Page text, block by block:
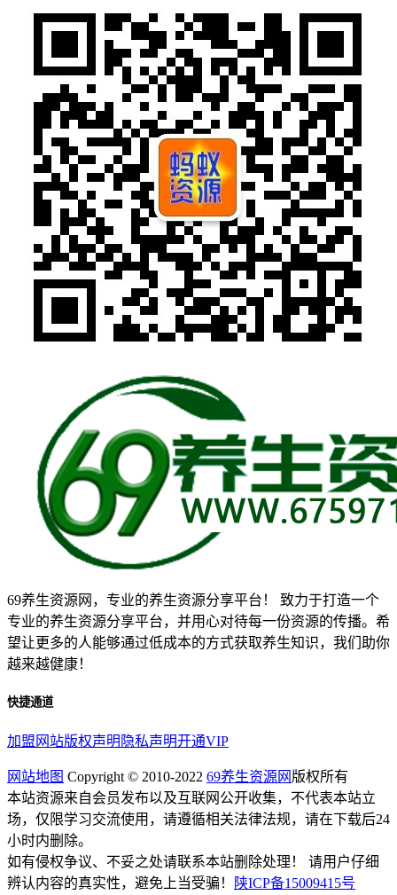
69养生资源网，专业的养生资源分享平台！ 致力于打造一个
专业的养生资源分享平台，并用心对待每一份资源的传播。希
望让更多的人能够通过低成本的方式获取养生知识，我们助你
越来越健康！
快捷通道
加盟网站版权声明 隐私声明开通VIP
网站地图 Copyright © 2010-2022 69养生资源网 版权所有
本站资源来自会员发布以及互联网公开收集，不代表本站立
场，仅限学习交流使用，请遵循相关法律法规，请在下载后24
小时内删除。
如有侵权争议、不妥之处请联系本站删除处理！ 请用户仔细
辨认内容的真实性，避免上当受骗！
陕ICP备15009415号